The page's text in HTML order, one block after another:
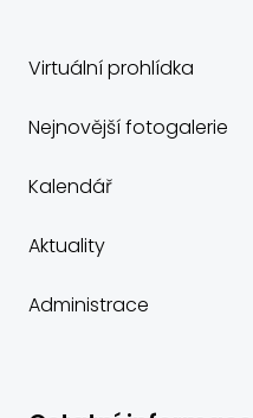
Virtuální prohlídka
Nejnovější fotogalerie
Kalendář
Aktuality
Administrace